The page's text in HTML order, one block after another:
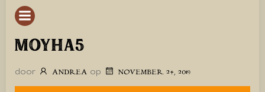
MOYHA5
door ANDREA op NOVEMBER 24, 2019